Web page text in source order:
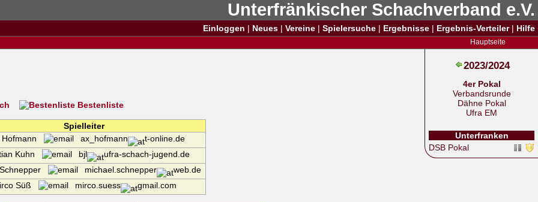
Unterfränkischer Schachverband e.V.
Einloggen | Neues | Vereine | Spielersuche | Ergebnisse | Ergebnis-Verteiler| Hilfe
Hauptseite
2023/2024
4er Pokal
Verbandsrunde
Dähne Pokal
Ufra EM
Unterfranken
DSB Pokal
Bestenliste
Spielleiter
Hofmann
ax_hofmann
t-online.de
Kuhn
bjl
ufra-schach-jugend.de
michael.schnepper
web.de
Süß
mirco.suess gmail.com